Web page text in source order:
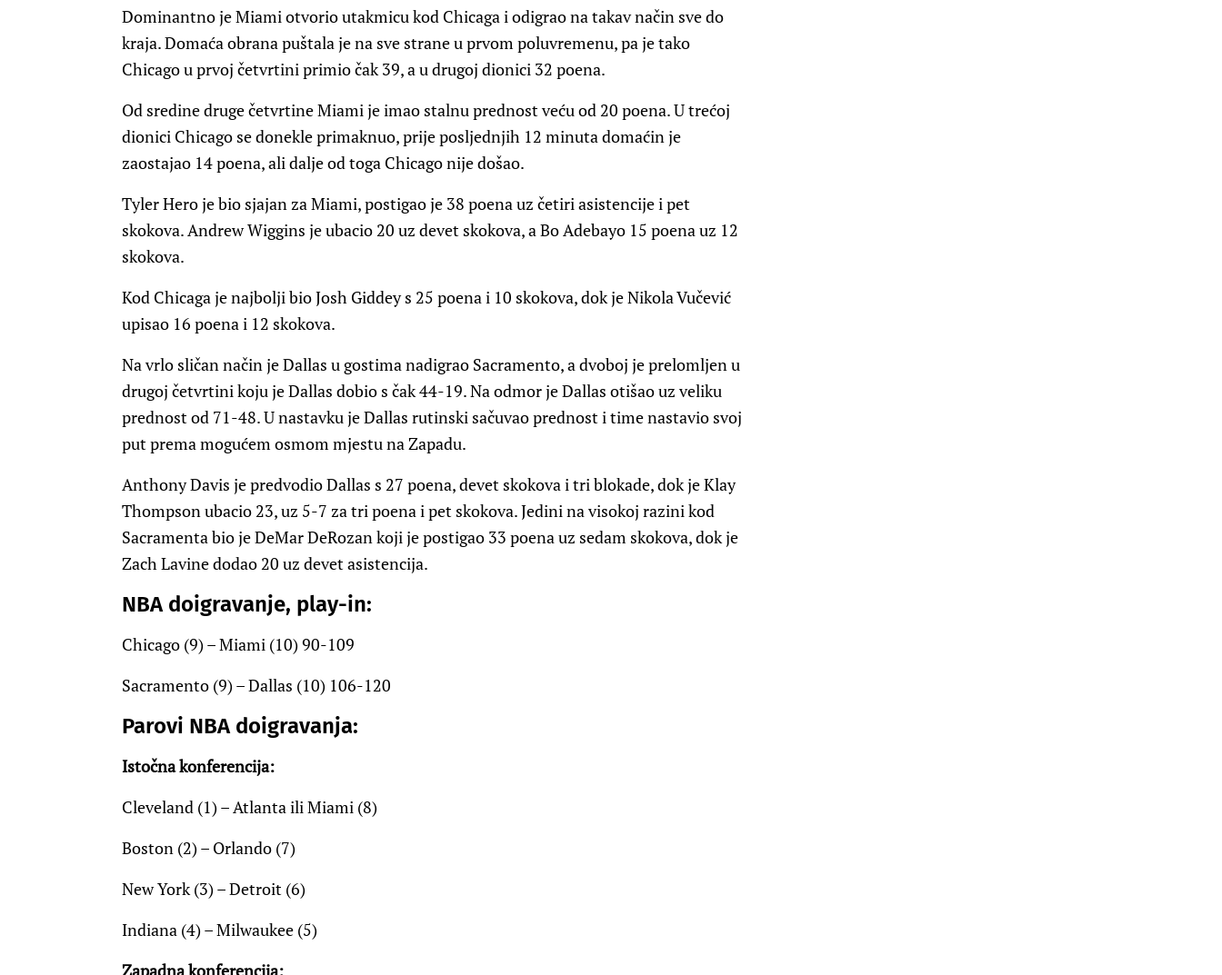
Dominantno je Miami otvorio utakmicu kod Chicaga i odigrao na takav način sve do
kraja. Domaća obrana puštala je na sve strane u prvom poluvremenu, pa je tako
Chicago u prvoj četvrtini primio čak 39, a u drugoj dionici 32 poena.
Od sredine druge četvrtine Miami je imao stalnu prednost veću od 20 poena. U trećoj
dionici Chicago se donekle primaknuo, prije posljednjih 12 minuta domaćin je
zaostajao 14 poena, ali dalje od toga Chicago nije došao.
Tyler Hero je bio sjajan za Miami, postigao je 38 poena uz četiri asistencije i pet
skokova. Andrew Wiggins je ubacio 20 uz devet skokova, a Bo Adebayo 15 poena uz 12
skokova.
Kod Chicaga je najbolji bio Josh Giddey s 25 poena i 10 skokova, dok je Nikola Vučević
upisao 16 poena i 12 skokova.
Na vrlo sličan način je Dallas u gostima nadigrao Sacramento, a dvoboj je prelomljen u
drugoj četvrtini koju je Dallas dobio s čak 44-19. Na odmor je Dallas otišao uz veliku
prednost od 71-48. U nastavku je Dallas rutinski sačuvao prednost i time nastavio svoj
put prema mogućem osmom mjestu na Zapadu.
Anthony Davis je predvodio Dallas s 27 poena, devet skokova i tri blokade, dok je Klay
Thompson ubacio 23, uz 5-7 za tri poena i pet skokova. Jedini na visokoj razini kod
Sacramenta bio je DeMar DeRozan koji je postigao 33 poena uz sedam skokova, dok je
Zach Lavine dodao 20 uz devet asistencija.
NBA doigravanje, play-in:
Chicago (9) – Miami (10) 90-109
Sacramento (9) – Dallas (10) 106-120
Parovi NBA doigravanja:
Istočna konferencija:
Cleveland (1) – Atlanta ili Miami (8)
Boston (2) – Orlando (7)
New York (3) – Detroit (6)
Indiana (4) – Milwaukee (5)